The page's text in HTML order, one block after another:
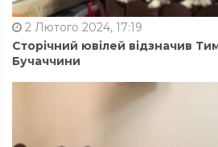
2 Лютого 2024, 17:19
Сторічний ювілей відзначив
Бучаччини